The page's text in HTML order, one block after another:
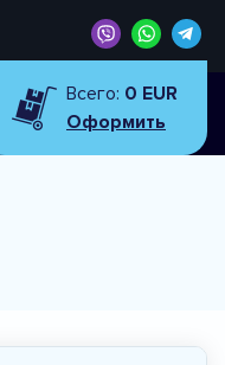
Всего: 0 EUR
Оформить